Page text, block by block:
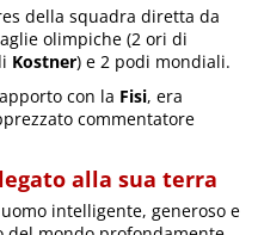
della squadra diretta da
olimpiche (2 ori di
Kostner) e 2 podi mondiali.
con la Fisi, era
commentatore
alla sua terra
intelligente, generoso e